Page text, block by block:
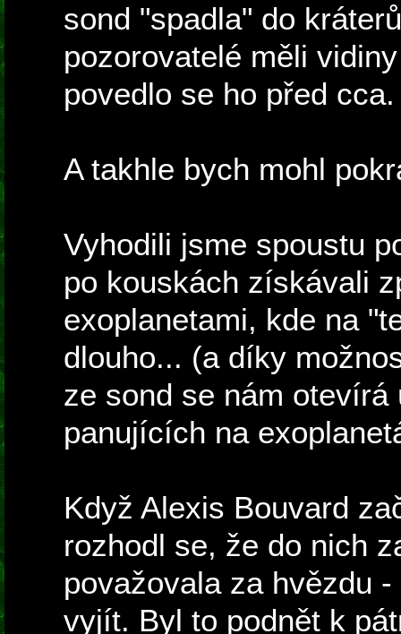
sond "spadla" do
pozorovatelé měli
povedlo se ho před
A takhle bych mohl
Vyhodili jsme spoustu
po kouskách získávali
exoplanetami, kde na
dlouho... (a díky
ze sond se nám
panujících na
Když Alexis Bouvard
rozhodl se, že do nich
považovala za hvězdu
vyjít. Byl to podnět k